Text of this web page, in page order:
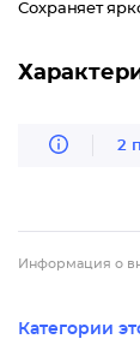
Сохраняет
2
Информация о
Категории